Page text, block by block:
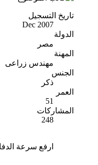
تاريخ التسجيل
Dec 2007
الدولة
مصر
المهنة
مهندس زراعى
الجنس
ذكر
العمر
51
المشاركات
248
ارفع سرعة